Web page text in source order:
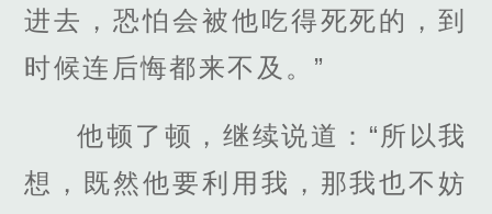
进去，恐怕会被他吃得死死的，到
时候连后悔都来不及。”
他顿了顿，继续说道：“所以我
想，既然他要利用我，那我也不妨